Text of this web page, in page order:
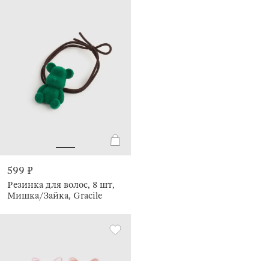
599 ₽
Резинка для волос, 8 шт,
Мишка/Зайка, Gracile